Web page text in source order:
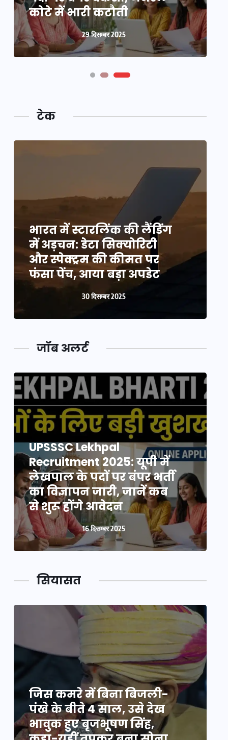
बनी ‘कंकाल’
29 दिसम्बर 2025
कोटे में भारी कटौती
29 दिसम्बर 2025
टेक
भारत में स्टारलिंक की लैंडिंग
में अड़चन: डेटा सिक्योरिटी
और स्पेक्ट्रम की कीमत पर
फंसा पेंच, आया बड़ा अपडेट
30 दिसम्बर 2025
जॉब अलर्ट
UPSSSC Lekhpal
Recruitment 2025: यूपी में
लेखपाल के पदों पर बंपर भर्ती
का विज्ञापन जारी, जानें कब
से शुरू होंगे आवेदन
16 दिसम्बर 2025
सियासत
जिस कमरे में बिना बिजली-
पंखे के बीते 4 साल, उसे देख
भावुक हुए बृजभूषण सिंह,